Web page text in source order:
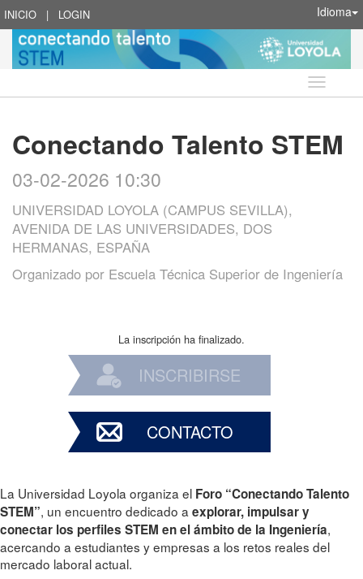
INICIO | LOGIN Idioma
Idioma
Conectando Talento STEM
03-02-2026 10:30
UNIVERSIDAD LOYOLA (CAMPUS SEVILLA),
AVENIDA DE LAS UNIVERSIDADES, DOS
HERMANAS, ESPAÑA
Organizado por Escuela Técnica Superior de Ingeniería
La inscripción ha finalizado.
INSCRIBIRSE
CONTACTO
La Universidad Loyola organiza el Foro “Conectando Talento
STEM”, un encuentro dedicado a explorar, impulsar y
conectar los perfiles STEM en el ámbito de la Ingeniería,
acercando a estudiantes y empresas a los retos reales del
mercado laboral actual.